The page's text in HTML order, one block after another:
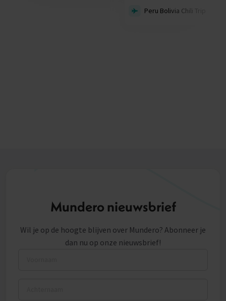
Peru Bolivia Chili Trip
Mundero nieuwsbrief
Wil je op de hoogte blijven over Mundero? Abonneer je
dan nu op onze nieuwsbrief!